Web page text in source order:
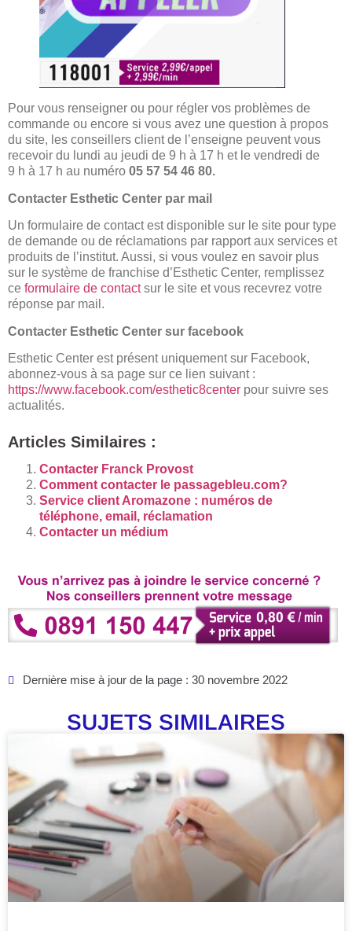
Pour vous renseigner ou pour régler vos problèmes de
commande ou encore si vous avez une question à propos
du site, les conseillers client de l’enseigne peuvent vous
recevoir du lundi au jeudi de 9 h à 17 h et le vendredi de
9 h à 17 h au numéro 05 57 54 46 80.
Contacter Esthetic Center par mail
Un formulaire de contact est disponible sur le site pour type
de demande ou de réclamations par rapport aux services et
produits de l’institut. Aussi, si vous voulez en savoir plus
sur le système de franchise d’Esthetic Center, remplissez
ce formulaire de contactsur le site et vous recevrez votre
réponse par mail.
Contacter Esthetic Center sur facebook
Esthetic Center est présent uniquement sur Facebook,
abonnez-vous à sa page sur ce lien suivant :
https://www.facebook.com/esthetic8center pour suivre ses
actualités.
Articles Similaires :
Contacter Franck Provost
Comment contacter le passagebleu.com?
Service client Aromazone : numéros de
téléphone, email, réclamation
Contacter un médium
Dernière mise à jour de la page : 30 novembre 2022
SUJETS SIMILAIRES